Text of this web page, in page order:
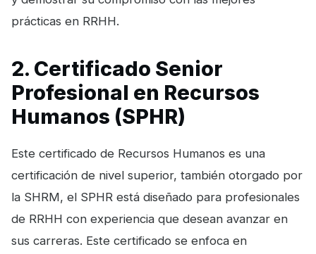
prácticas en RRHH.
2. Certificado Senior
Profesional en Recursos
Humanos (SPHR)
Este certificado de Recursos Humanos es una
certificación de nivel superior, también otorgado por
la SHRM, el SPHR está diseñado para profesionales
de RRHH con experiencia que desean avanzar en
sus carreras. Este certificado se enfoca en